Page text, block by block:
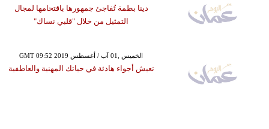
دينا بطمة تُفاجئ جمهورها باقتحامها لمجال
التمثيل من خلال "قلبي نساك"
GMT 09:52 2019 الخميس ,01 آب / أغسطس
تعيش أجواء هادئة في حياتك المهنية والعاطفية